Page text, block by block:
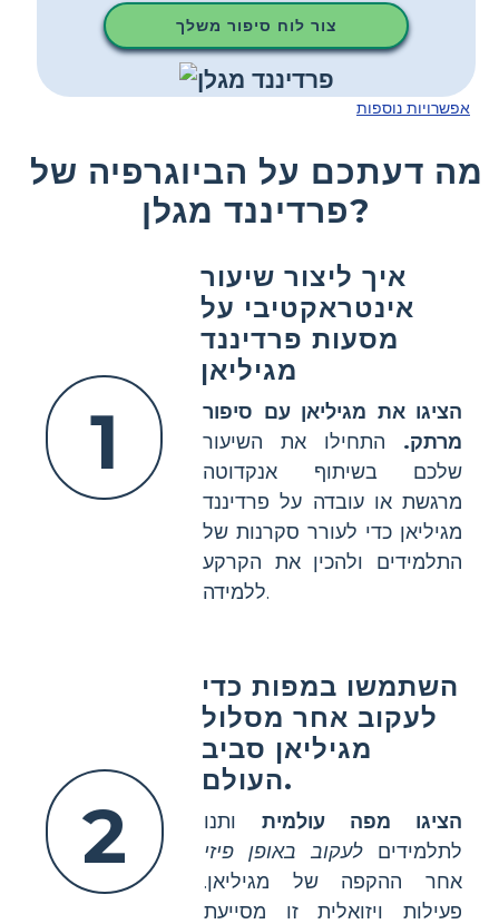
צור לוח סיפור משלך
אפשרויות נוספות
מה דעתכם על הביוגרפיה של
פרדיננד מגלן?
1
איך ליצור שיעור
אינטראקטיבי על
מסעות פרדיננד
מגיליאן
הציגו את מגיליאן עם סיפור
מרתק. התחילו את השיעור
שלכם בשיתוף אנקדוטה
מרגשת או עובדה על פרדיננד
מגיליאן כדי לעורר סקרנות של
התלמידים ולהכין את הקרקע
ללמידה.
2
השתמשו במפות כדי
לעקוב אחר מסלול
מגיליאן סביב
העולם.
הציגו מפה עולמית ותנו
לתלמידים לעקוב באופן פיזי
אחר ההקפה של מגיליאן.
פעילות ויזואלית זו מסייעת